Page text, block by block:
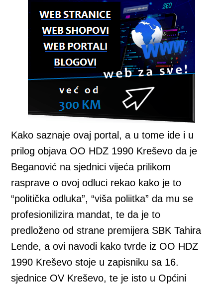
Kako saznaje ovaj portal, a u tome ide i u
prilog objava OO HDZ 1990 Kreševo da je
Beganović na sjednici vijeća prilikom
rasprave o ovoj odluci rekao kako je to
“politička odluka”, “viša poliitka” da mu se
profesionilizira mandat, te da je to
predloženo od strane premijera SBK Tahira
Lende, a ovi navodi kako tvrde iz OO HDZ
1990 Kreševo stoje u zapisniku sa 16.
sjednice OV Kreševo, te je isto u Općini